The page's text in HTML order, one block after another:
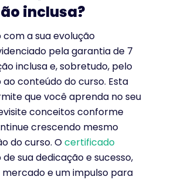
inclusa?
a sua evolução
pela garantia de 7
inclusa e, sobretudo, pelo
conteúdo do curso. Esta
que você aprenda no seu
conceitos conforme
crescendo mesmo
do curso. Ocertificado
de sua dedicação e sucesso,
e um impulso para